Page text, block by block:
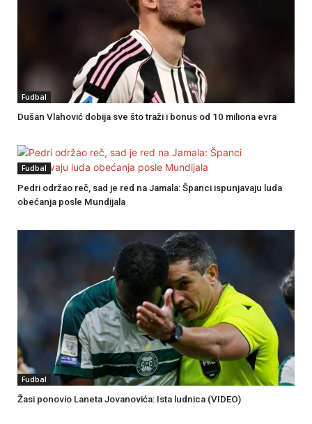
Fudbal
Dušan Vlahović dobija sve što traži i bonus od 10 miliona evra
Fudbal
Pedri održao reč, sad je red na Jamala: Španci ispunjavaju luda
obećanja posle Mundijala
Fudbal
Žasi ponovio Laneta Jovanovića: Ista ludnica (VIDEO)